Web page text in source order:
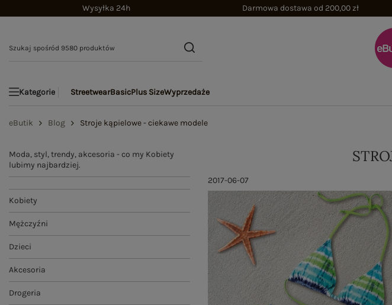
Wysyłka 24h Darmowa dostawa od 200,00 zł
Kategorie StreetwearBasicPlus SizeWyprzedaże
eButik Blog Stroje kąpielowe - ciekawe modele
Moda, styl, trendy, akcesoria - co my Kobiety
lubimy najbardziej.
Kobiety
Mężczyźni
Dzieci
Akcesoria
Drogeria
2017-06-07